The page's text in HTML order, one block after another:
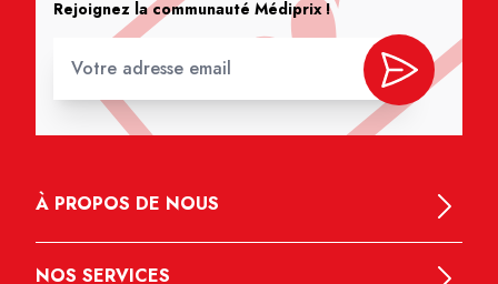
Rejoignez la communauté Médiprix !
À PROPOS DE NOUS
NOS SERVICES